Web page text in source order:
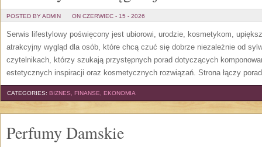
POSTED BY ADMIN ON CZERWIEC - 15 - 2026
Serwis lifestylowy poświęcony jest ubiorowi, urodzie, kosmetykom,
atrakcyjny wygląd dla osób, które chcą czuć się dobrze niezależnie od
czytelnikach, którzy szukają przystępnych porad dotyczących
estetycznych inspiracji oraz kosmetycznych rozwiązań. Strona łączy
CATEGORIES: BIZNES, FINANSE, EKONOMIA
Perfumy Damskie